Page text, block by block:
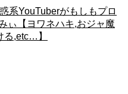
系YouTuberがもしもプロ
ぃ【ヨワネハキ,おジャ魔
る,etc…】